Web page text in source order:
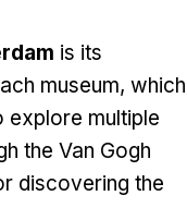
is its
museum, which
explore multiple
the Van Gogh
discovering the